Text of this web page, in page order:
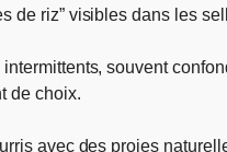
de riz” visibles dans les
souvent
de choix.
avec des proies